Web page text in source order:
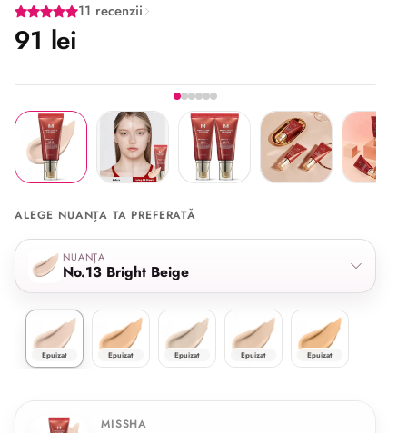
11 recenzii
91 lei
Share
Imaginea 1 din 6
Selectează nuanța
ALEGE NUANȚA TA PREFERATĂ
NUANȚA
No.13 Bright Beige
Epuizat
No.13 Bright Beige
Epuizat
No. 25 Warm Beige
Epuizat
No.21 Light Beige
Epuizat
No.23 Natural Beige
Epuizat
No.27 Honey
MISSHA